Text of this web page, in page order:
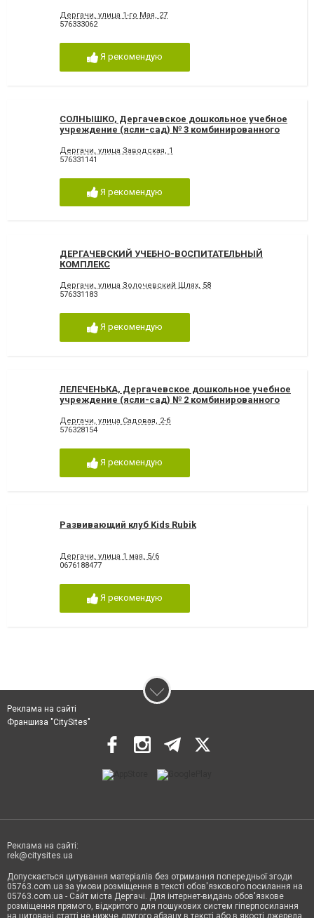
Дергачи, улица 1-го Мая, 27
576333062
Я рекомендую
СОЛНЫШКО, Дергачевское дошкольное учебное
учреждение (ясли-сад) № 3 комбинированного
Дергачи, улица Заводская, 1
576331141
Я рекомендую
ДЕРГАЧЕВСКИЙ УЧЕБНО-ВОСПИТАТЕЛЬНЫЙ
КОМПЛЕКС
Дергачи, улица Золочевский Шлях, 58
576331183
Я рекомендую
ЛЕЛЕЧЕНЬКА, Дергачевское дошкольное учебное
учреждение (ясли-сад) № 2 комбинированного
Дергачи, улица Садовая, 2-б
576328154
Я рекомендую
Развивающий клуб Kids Rubik
Дергачи, улица 1 мая, 5/6
0676188477
Я рекомендую
Реклама на сайті
Франшиза "CitySites"
Реклама на сайті:
rek@citysites.ua
Допускається цитування матеріалів без отримання попередньої згоди
05763.com.ua за умови розміщення в тексті обов'язкового посилання на
05763.com.ua - Сайт міста Дергачі. Для інтернет-видань обов'язкове
розміщення прямого, відкритого для пошукових систем гіперпосилання
на цитовані статті не нижче другого абзацу в тексті або в якості джерела.